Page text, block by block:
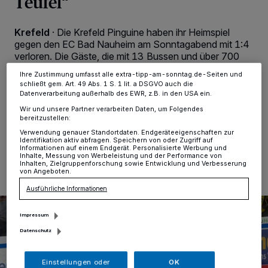
Krefeld · Die Krefeld Pinguine haben ihr Heimspiel
gegen den EC Bad Nauheim am Sonntagabend mit 1:4
verloren. Die Gäste, die mit 13 Bussen und über 700
Derby-artige Stimmung in der YAYLA Arena, bei denen
ihn die Nordtribüne in nichts nachstand.
24.10.2022 , 07:47 Uhr Eine Minute Lesezeit
Zwecke. Wenn Tracker deaktiviert sind, sind manche Inhalte und
ändern oder Ihre Einwilligung zu widerrufen, indem Sie auf den Link
Einstellungen oder Ablehnen am unteren Rand der Webseite klicken.
Ihre Einstellungen gelten innerhalb unseres Website. Weitere
Informationen finden Sie in unserer Datenschutzerklärung.
Ihre Zustimmung umfasst alle extra-tipp-am-sonntag.de-Seiten und
schließt gem. Art. 49 Abs. 1 S. 1 lit. a DSGVO auch die
Datenverarbeitung außerhalb des EWR, z.B. in den USA ein.
Wir und unsere Partner verarbeiten Daten, um Folgendes
bereitzustellen:
Verwendung genauer Standortdaten. Endgeräteeigenschaften zur
Identifikation aktiv abfragen. Speichern von oder Zugriff auf
Informationen auf einem Endgerät. Personalisierte Werbung und
Inhalte, Messung von Werbeleistung und der Performance von
Inhalten, Zielgruppenforschung sowie Entwicklung und Verbesserung
von Angeboten.
Ausführliche Informationen
Impressum
Datenschutz
Einstellungen oder
OK